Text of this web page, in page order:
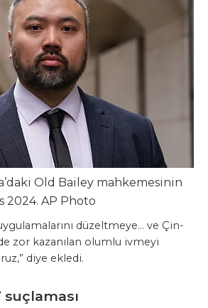
Old Bailey mahkemesinin
2024. AP Photo
düzeltmeye… ve Çin-
zor kazanılan olumlu ivmeyi
diye ekledi.
suçlaması